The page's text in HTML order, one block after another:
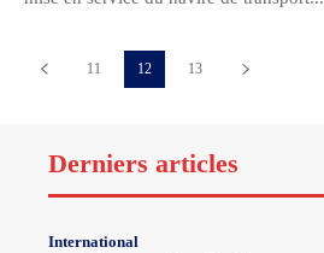
11 12 13
Derniers articles
International